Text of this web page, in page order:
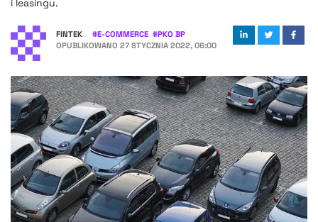
i leasingu.
FINTEK #E-COMMERCE #PKO BP
OPUBLIKOWANO 27 STYCZNIA 2022, 06:00